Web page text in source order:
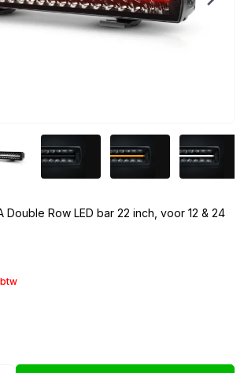
Double Row LED bar 22 inch, voor 12 & 24